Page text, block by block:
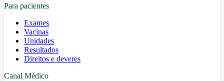
Para pacientes
Exames
Vacinas
Unidades
Resultados
Direitos e deveres
Canal Médico